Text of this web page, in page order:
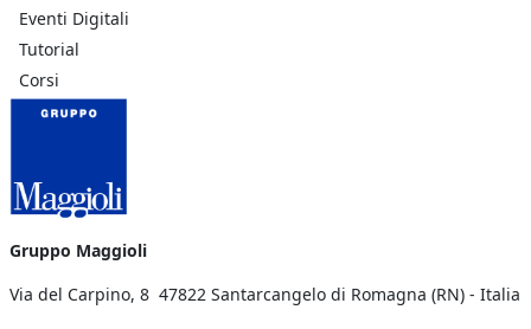
Eventi Digitali
Tutorial
Corsi
Gruppo Maggioli
Via del Carpino, 8 47822 Santarcangelo di Romagna (RN) - Italia